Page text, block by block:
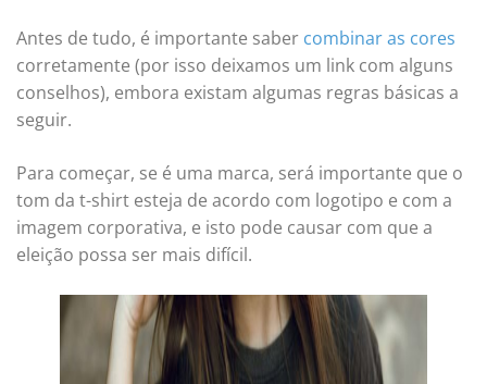
Antes de tudo, é importante saber combinar as cores
corretamente (por isso deixamos um link com alguns
conselhos), embora existam algumas regras básicas a
seguir.
Para começar, se é uma marca, será importante que o
tom da t-shirt esteja de acordo com logotipo e com a
imagem corporativa, e isto pode causar com que a
eleição possa ser mais difícil.